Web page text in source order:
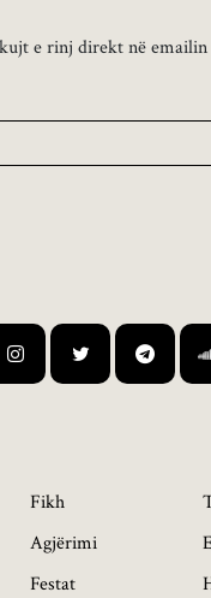
e rinj direkt në emailin
Fikh
Agjërimi
Festat